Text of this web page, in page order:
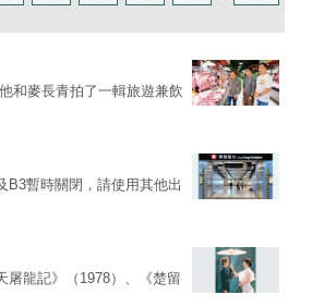
和麥長青拍了一輯旅遊兼飲
B3暫時關閉，請使用其他出
屠龍記》（1978）、《楚留